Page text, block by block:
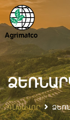
ԳԼԽԱՎՈՐ